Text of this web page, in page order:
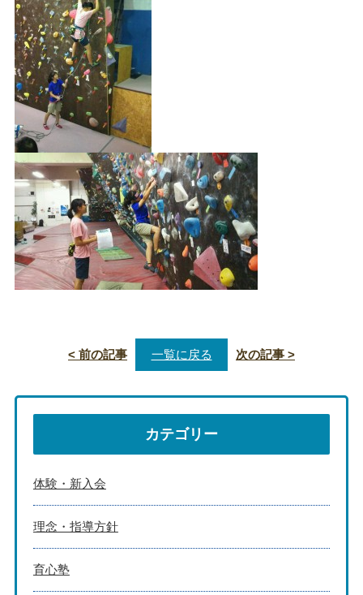
< 前の記事 一覧に戻る 次の記事 >
カテゴリー
体験・新入会
理念・指導方針
育心塾